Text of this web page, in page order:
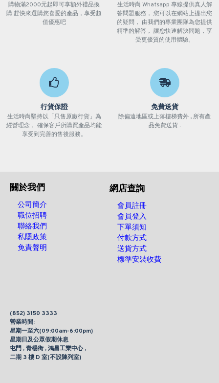
購物滿2000元起即可享額外禮品換
購 趕快來選購您喜愛的產品，享受超
值優惠吧
生活時尚 Whatsapp 專線提供真人解
答問題服務， 您可以在網站上提出您
的疑問， 由我們的專業團隊為您提供
精準的解答， 讓您快速解決問題，享
受更優質的使用體驗。
行貨保證
生活時尚堅持以「只售原廠行貨」為
經營理念， 確保客戶所購買產品均能
享受到完善的售後服務。
免費送貨
除偏遠地區或上落樓梯費外 , 所有產
品免費送貨 .
關於我們
公司簡介
職位招聘
聯絡我們
私隱政策
免責聲明
網店查詢
會員註冊
會員登入
下單須知
付款方式
送貨方式
標準安裝收費
(852) 3150 3333
營業時間:
星期一至六(09:00am-6:00pm)
星期日及公眾假期休息
屯門 , 青楊街 , 鴻昌工業中心 ,
二期 3 樓 D 室(不設陳列室)